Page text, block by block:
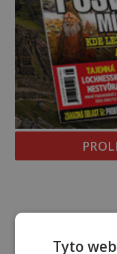
Tyto